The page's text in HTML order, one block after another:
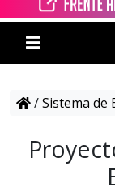
/Sistema de